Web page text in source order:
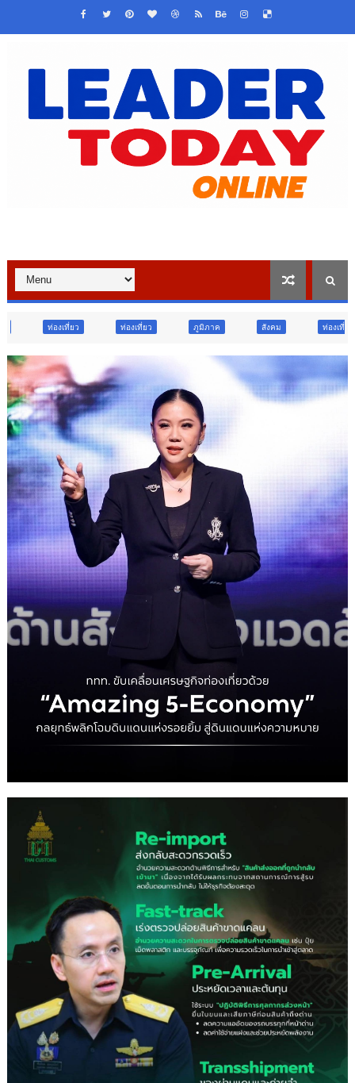
ท่องเที่ยว ภูมิภาค สังคม ท่องเที่ยว ข่าวเด่น